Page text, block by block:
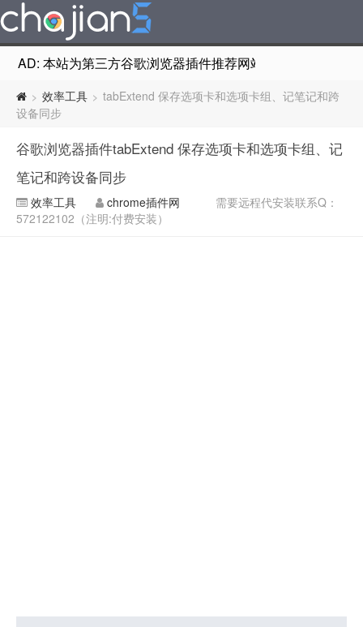
AD: 本站为第三方谷歌浏览器插件推荐网站，非Google
> 效率工具 > tabExtend 保存选项卡和选项卡组、记笔记和跨
设备同步
谷歌浏览器插件tabExtend 保存选项卡和选项卡组、记
笔记和跨设备同步
效率工具 chrome插件网
需要远程代安装联系Q：
572122102（注明:付费安装）